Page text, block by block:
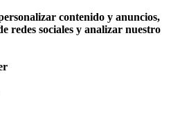
contenido y anuncios,
redes sociales y analizar nuestro